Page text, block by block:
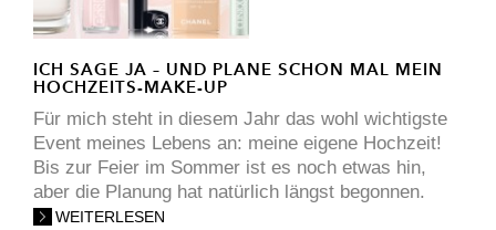
ICH SAGE JA – UND PLANE SCHON MAL MEIN
HOCHZEITS-MAKE-UP
Für mich steht in diesem Jahr das wohl wichtigste
Event meines Lebens an: meine eigene Hochzeit!
Bis zur Feier im Sommer ist es noch etwas hin,
aber die Planung hat natürlich längst begonnen.
WEITERLESEN